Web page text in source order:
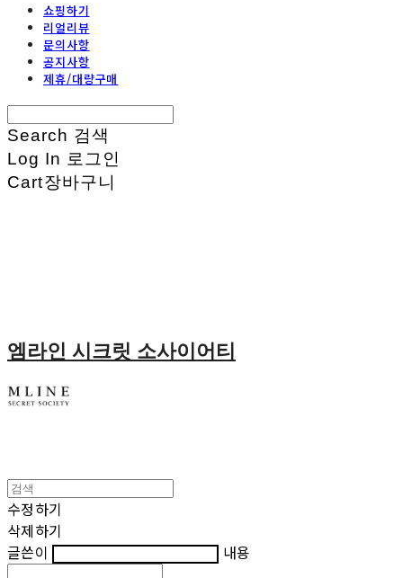
쇼핑하기
리얼리뷰
문의사항
공지사항
제휴/대량구매
Search 검색
Log In 로그인
Cart장바구니
엠라인 시크릿 소사이어티
수정하기
삭제하기
글쓴이
내용